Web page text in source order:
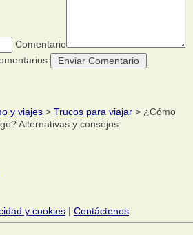
Comentario
y viajes > Trucos para viajar > ¿Cómo
Alternativas y consejos
y cookies | Contáctenos